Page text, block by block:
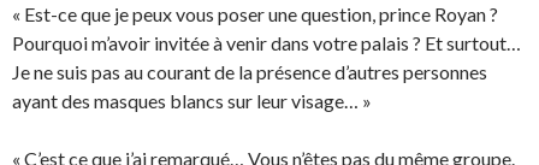
« Est-ce que je peux vous poser une question, prince Royan ?
Pourquoi m’avoir invitée à venir dans votre palais ? Et surtout…
Je ne suis pas au courant de la présence d’autres personnes
ayant des masques blancs sur leur visage… »
« C’est ce que j’ai remarqué… Vous n’êtes pas du même groupe.